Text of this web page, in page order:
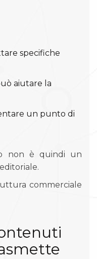
specifiche
aiutare la
un punto di
non è quindi un
commerciale